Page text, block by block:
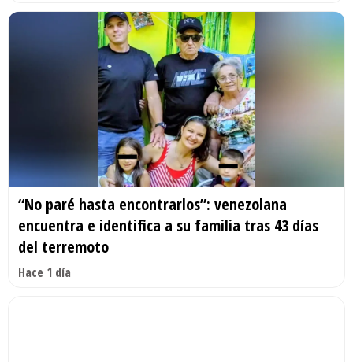
“No paré hasta encontrarlos”: venezolana
encuentra e identifica a su familia tras 43 días
del terremoto
Hace 1 día